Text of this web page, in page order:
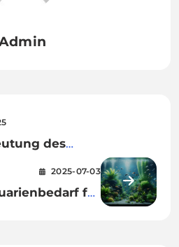
des
Bürstens für die
Ihres Hundes
2025-07-03
für